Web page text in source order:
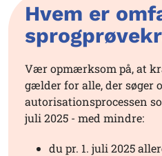
Hvem er
Vær opmærksom på, at
gælder for alle, der søger
autorisationsprocessen
juli 2025 - med mindre:
du pr. 1. juli 2025